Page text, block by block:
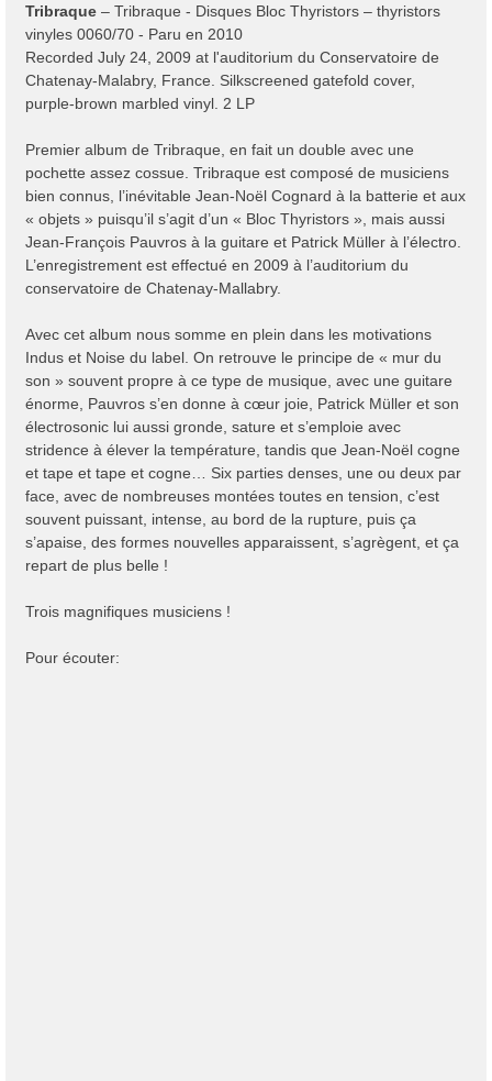
g
e
Tribraque ‎– Tribraque - Disques Bloc Thyristors ‎– thyristors
vinyles 0060/70 - Paru en 2010
Recorded July 24, 2009 at l'auditorium du Conservatoire de
Chatenay-Malabry, France. Silkscreened gatefold cover,
purple-brown marbled vinyl. 2 LP
Premier album de Tribraque, en fait un double avec une
pochette assez cossue. Tribraque est composé de musiciens
bien connus, l’inévitable Jean-Noël Cognard à la batterie et aux
« objets » puisqu’il s’agit d’un « Bloc Thyristors », mais aussi
Jean-François Pauvros à la guitare et Patrick Müller à l’électro.
L’enregistrement est effectué en 2009 à l’auditorium du
conservatoire de Chatenay-Mallabry.
Avec cet album nous somme en plein dans les motivations
Indus et Noise du label. On retrouve le principe de « mur du
son » souvent propre à ce type de musique, avec une guitare
énorme, Pauvros s’en donne à cœur joie, Patrick Müller et son
électrosonic lui aussi gronde, sature et s’emploie avec
stridence à élever la température, tandis que Jean-Noël cogne
et tape et tape et cogne… Six parties denses, une ou deux par
face, avec de nombreuses montées toutes en tension, c’est
souvent puissant, intense, au bord de la rupture, puis ça
s’apaise, des formes nouvelles apparaissent, s’agrègent, et ça
repart de plus belle !
Trois magnifiques musiciens !
Pour écouter: